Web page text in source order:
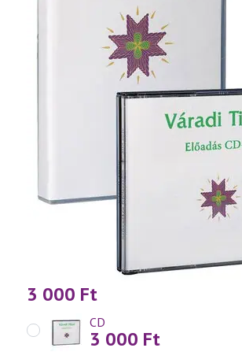
3 000 Ft
CD
3 000 Ft